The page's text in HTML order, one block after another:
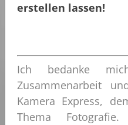
erstellen lassen!
Ich bedanke
Zusammenarbeit
Kamera Express,
Thema